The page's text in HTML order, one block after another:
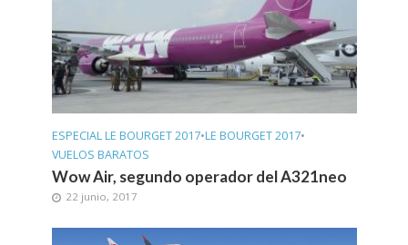
ESPECIAL LE BOURGET 2017•LE BOURGET 2017•
VUELOS BARATOS
Wow Air, segundo operador del A321neo
22 junio, 2017